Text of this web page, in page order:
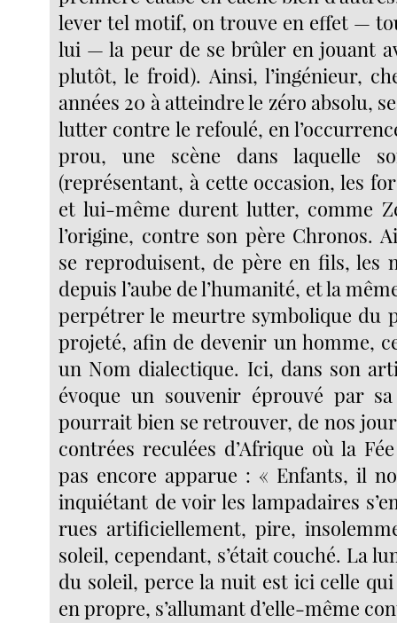
lever tel motif, on trouve en effet —
lui — la peur de se brûler en jouant
plutôt, le froid). Ainsi, l’ingénieur,
années 20 à atteindre le zéro absolu,
lutter contre le refoulé, en
prou, une scène dans laquelle
(représentant, à cette occasion, les
et lui-même durent lutter, comme
l’origine, contre son père Chronos.
se reproduisent, de père en fils, les
depuis l’aube de l’humanité, et la
perpétrer le meurtre symbolique du
projeté, afin de devenir un homme,
un Nom dialectique. Ici, dans son
évoque un souvenir éprouvé par
pourrait bien se retrouver, de nos
contrées reculées d’Afrique où la
pas encore apparue : « Enfants, il
inquiétant de voir les lampadaires
rues artificiellement, pire,
soleil, cependant, s’était couché. La
du soleil, perce la nuit est ici celle
en propre, s’allumant d’elle-même